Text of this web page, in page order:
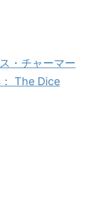
・チャーマー
The Dice